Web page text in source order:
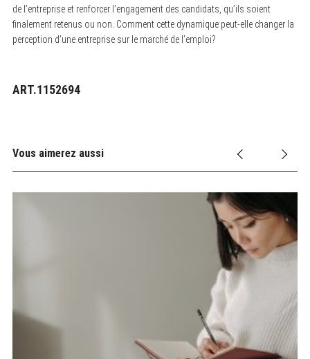
de l’entreprise et renforcer l’engagement des candidats, qu’ils soient
finalement retenus ou non. Comment cette dynamique peut-elle changer la
perception d’une entreprise sur le marché de l’emploi?
ART.1152694
Vous aimerez aussi